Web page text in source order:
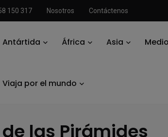
150 317 Nosotros Contáctenos
Antártida África Asia
Viaja por el mundo
de las Pirámides